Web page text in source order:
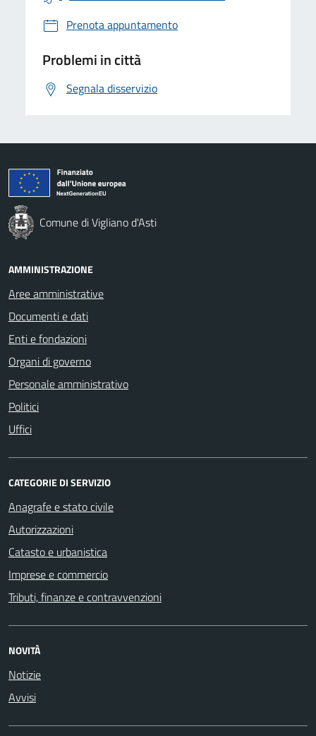
Prenota appuntamento
Problemi in città
Segnala disservizio
Comune di Vigliano d'Asti
AMMINISTRAZIONE
Aree amministrative
Documenti e dati
Enti e fondazioni
Organi di governo
Personale amministrativo
Politici
Uffici
CATEGORIE DI SERVIZIO
Anagrafe e stato civile
Autorizzazioni
Catasto e urbanistica
Imprese e commercio
Tributi, finanze e contravvenzioni
NOVITÀ
Notizie
Avvisi